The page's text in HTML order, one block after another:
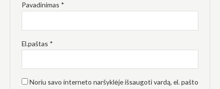
Pavadinimas *
El.paštas *
Noriu savo interneto naršyklėje išsaugoti vardą, el. pašto